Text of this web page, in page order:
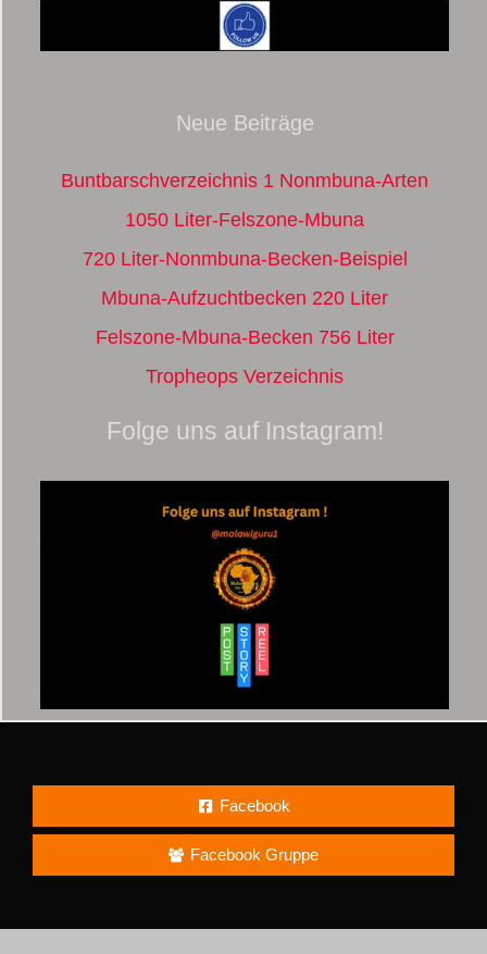
Neue Beiträge
Buntbarschverzeichnis 1 Nonmbuna-Arten
1050 Liter-Felszone-Mbuna
720 Liter-Nonmbuna-Becken-Beispiel
Mbuna-Aufzuchtbecken 220 Liter
Felszone-Mbuna-Becken 756 Liter
Tropheops Verzeichnis
Folge uns auf Instagram!
Facebook
Facebook Gruppe